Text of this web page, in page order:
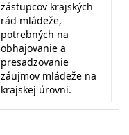
zástupcov krajských
rád mládeže,
potrebných na
obhajovanie a
presadzovanie
záujmov mládeže na
krajskej úrovni.